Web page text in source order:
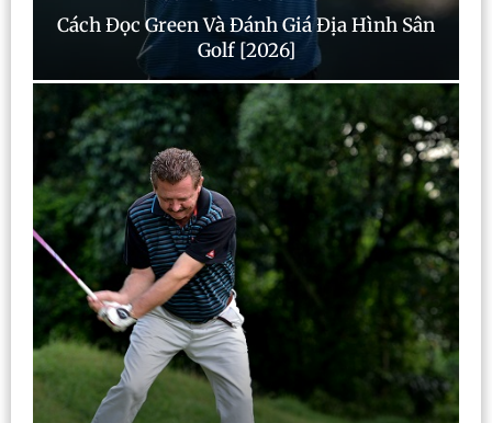
Cách Đọc Green Và Đánh Giá Địa Hình Sân
Golf [2026]